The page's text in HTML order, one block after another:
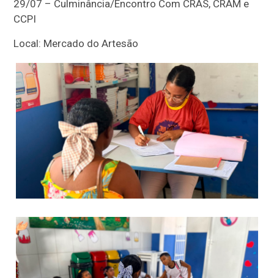
29/07 – Culminância/Encontro Com CRAS, CRAM e
CCPI
Local: Mercado do Artesão